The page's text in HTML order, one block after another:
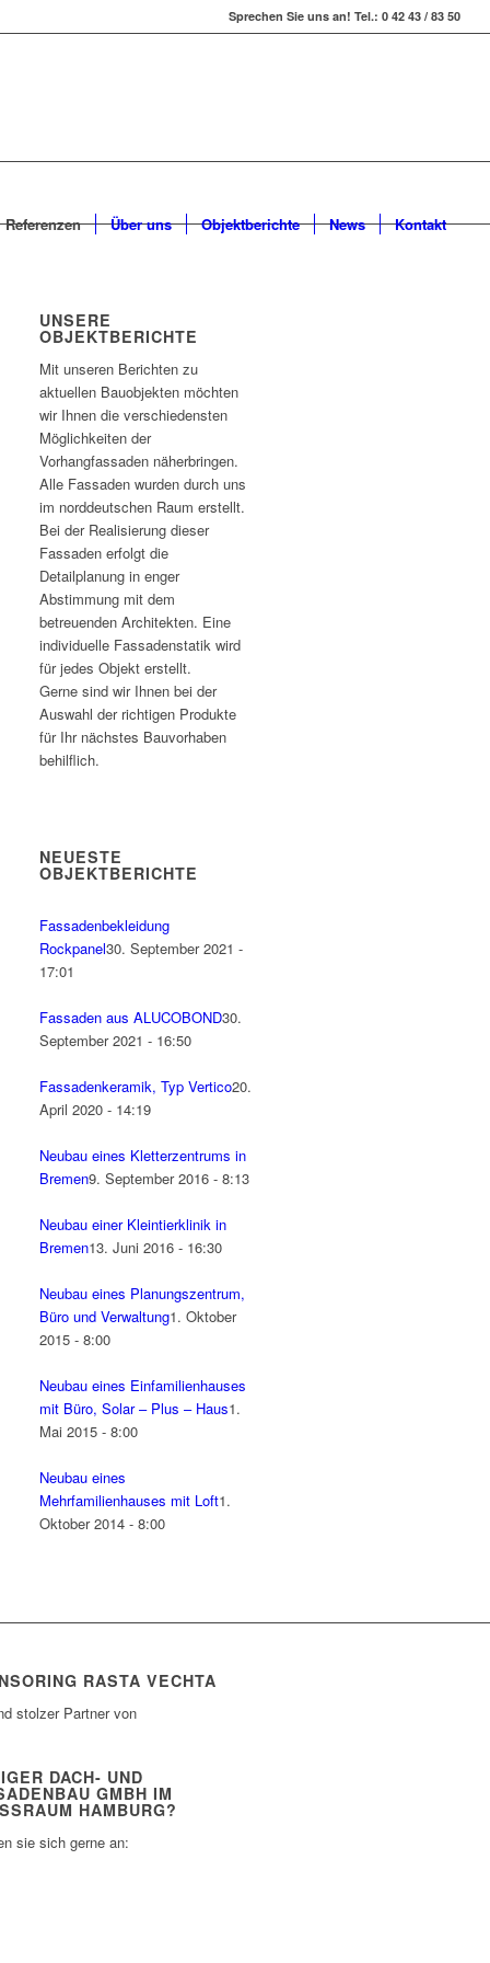
Sprechen Sie uns an! Tel.: 0 42 43 / 83 50
Referenzen Über uns Objektberichte News Kontakt
UNSERE
OBJEKTBERICHTE
Mit unseren Berichten zu
aktuellen Bauobjekten möchten
wir Ihnen die verschiedensten
Möglichkeiten der
Vorhangfassaden näherbringen.
Alle Fassaden wurden durch uns
im norddeutschen Raum erstellt.
Bei der Realisierung dieser
Fassaden erfolgt die
Detailplanung in enger
Abstimmung mit dem
betreuenden Architekten. Eine
individuelle Fassadenstatik wird
für jedes Objekt erstellt.
Gerne sind wir Ihnen bei der
Auswahl der richtigen Produkte
für Ihr nächstes Bauvorhaben
behilflich.
NEUESTE
OBJEKTBERICHTE
Fassadenbekleidung
Rockpanel30. September 2021 -
17:01
Fassaden aus ALUCOBOND30.
September 2021 - 16:50
Fassadenkeramik, Typ Vertico20.
April 2020 - 14:19
Neubau eines Kletterzentrums in
Bremen9. September 2016 - 8:13
Neubau einer Kleintierklinik in
Bremen13. Juni 2016 - 16:30
Neubau eines Planungszentrum,
Büro und Verwaltung1. Oktober
2015 - 8:00
Neubau eines Einfamilienhauses
mit Büro, Solar – Plus – Haus1.
Mai 2015 - 8:00
Neubau eines
Mehrfamilienhauses mit Loft1.
Oktober 2014 - 8:00
RASTA VECHTA
stolzer Partner von
DACH- UND
GMBH IM
HAMBURG?
sie sich gerne an: